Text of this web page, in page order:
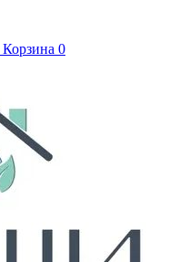
Корзина 0